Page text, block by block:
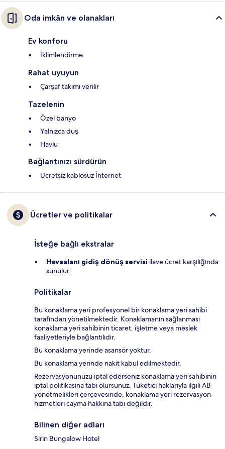
Oda imkân ve olanakları
Ev konforu
İklimlendirme
Rahat uyuyun
Çarşaf takımı verilir
Tazelenin
Özel banyo
Yalnızca duş
Havlu
Bağlantınızı sürdürün
Ücretsiz kablosuz İnternet
Ücretler ve politikalar
İsteğe bağlı ekstralar
Havaalanı gidiş dönüş servisi ilave ücret karşılığında
sunulur:
Politikalar
Bu konaklama yeri profesyonel bir konaklama yeri sahibi
tarafından yönetilmektedir. Konaklamanın sağlanması
konaklama yeri sahibinin ticaret, işletme veya meslek
faaliyetleriyle bağlantılıdır.
Bu konaklama yerinde asansör yoktur.
Bu konaklama yerinde nakit kabul edilmektedir.
Rezervasyonunuzu iptal ederseniz konaklama yeri sahibinin
iptal politikasına tabi olursunuz. Tüketici haklarıyla ilgili AB
yönetmelikleri çerçevesinde, konaklama yeri rezervasyon
hizmetleri cayma hakkına tabi değildir.
Bilinen diğer adları
Sirin Bungalow Hotel